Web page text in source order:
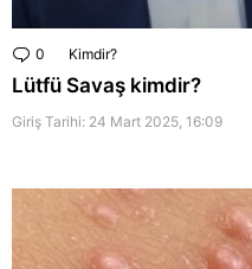
0 Comments
Kimdir?
Lütfü Savaş kimdir?
Giriş Tarihi: 24 Mart 2025, 16:09